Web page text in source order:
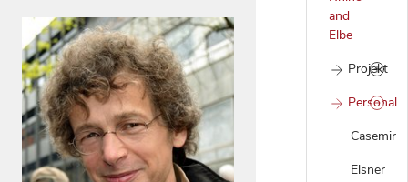
and
Elbe
Projekt
Personal
Casemir
Elsner